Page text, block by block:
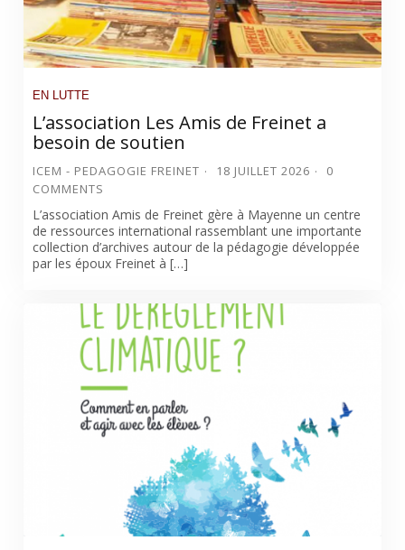
EN LUTTE
L’association Les Amis de Freinet a
besoin de soutien
ICEM - PEDAGOGIE FREINET 18 JUILLET 2026
0
COMMENTS
L’association Amis de Freinet gère à Mayenne un centre
de ressources international rassemblant une importante
collection d’archives autour de la pédagogie développée
par les époux Freinet à […]